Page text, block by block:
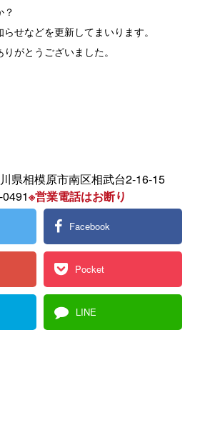
せなどを更新してまいります。
がとうございました。
相模原市南区相武台2-16-15
※営業電話はお断り
Facebook
Pocket
LINE